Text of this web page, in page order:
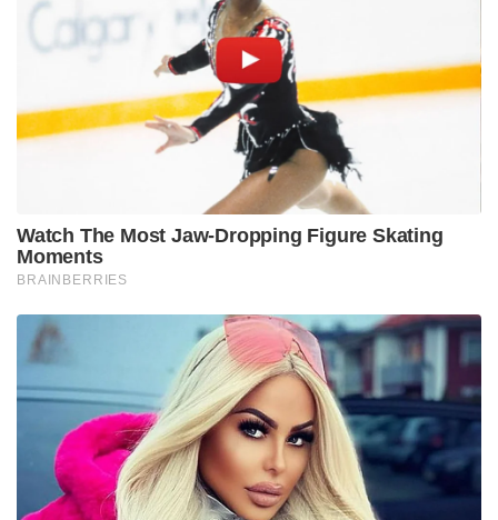
പ്രിയക്കും സാക്ഷിക്കും അരുന്ധതിക്കും സ്വർണം;
ലവ്‌ലിനയ്ക്ക് വെള്ളി
കോഹ്‌ലിയുടെ മടക്കത്തിന് ശേഷം ഇന്ത്യൻ മിഡിൽ
ഓർഡർ തകരുകയും ഇന്ത്യ 406-ന് 8 വിക്കറ്റ് എന്ന
നിലയിലേക്ക് വീഴുകയും ചെയ്തു. എന്നാൽ ഒൻപതാം
വിക്കറ്റിൽ അരങ്ങേറ്റക്കാരനായ ഭുവനേശ്വർ
കുമാറിനെ കൂട്ടുപിടിച്ച് ധോണി നടത്തിയ
പോരാട്ടമാണ് മത്സരത്തിന്റെ ഗതി മാറ്റിയത്. ഇരുവരും
ചേർന്ന് പടുത്തുയർത്തിയ 140 റൺസിന്റെ ചരിത്ര
കൂട്ടുകെട്ടിൽ 90 ശതമാനം റൺസും സ്കോർ
ചെയ്തത് ധോണി ഒറ്റയ്ക്കായിരുന്നു. ഭുവി 97
പന്തുകൾ പ്രതിരോധിച്ച് 38 റൺസുമായി ഒരു വശത്ത്
പിന്തുണ നൽകിയപ്പോൾ, മറുഭാഗത്ത് ധോണി
ഓസീസ് ബൗളർമാരെ നാമാവശേഷമാക്കി.
ചെപ്പോക്കിലെ ഈ പ്രകടനത്തോടെ ലോക
ക്രിക്കറ്റിലെ വമ്പൻ റെക്കോർഡുകളാണ് ഇന്ത്യൻ